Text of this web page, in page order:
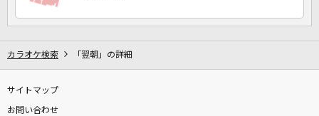
カラオケ検索 「翌朝」の詳細
サイトマップ
お問い合わせ